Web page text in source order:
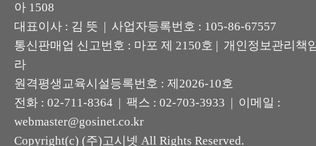
아 1508
대표이사 : 김 뜻 | 사업자등록번호 : 105-86-67557
통신판매업 신고번호 : 마포 제 2150호 | 개인정보관리책
라
원격평생교육시설등록번호 : 제2026-10호
전화 : 02-711-8364 | 팩스 : 02-703-3933 | 이메일 :
webmaster@gosinet.co.kr
Copyright(c) (주)고시넷 All Rights Reserved.